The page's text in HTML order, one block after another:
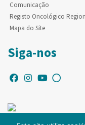
Comunicação
Registo Oncológico
Mapa do Site
Siga-nos